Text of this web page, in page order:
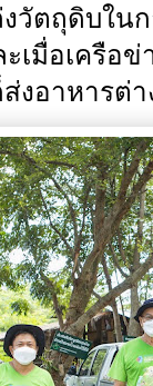
วัตถุดิบใน
มื่อเครือข่
ส่งอาหาร